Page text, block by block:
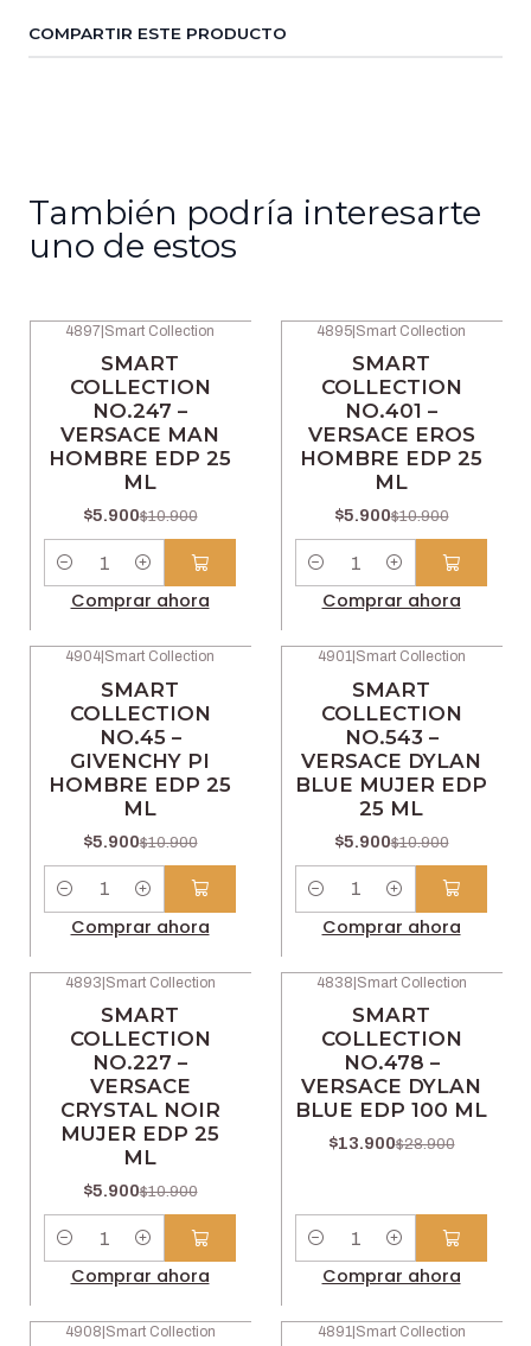
COMPARTIR ESTE PRODUCTO
También podría interesarte
uno de estos
4897 Smart Collection
SMART
COLLECTION
NO.247 –
VERSACE MAN
HOMBRE EDP 25
ML
$5.900$10.900
Comprar ahora
4895 Smart Collection
SMART
COLLECTION
NO.401 –
VERSACE EROS
HOMBRE EDP 25
ML
$5.900$10.900
Comprar ahora
4904 Smart Collection
SMART
COLLECTION
NO.45 –
GIVENCHY PI
HOMBRE EDP 25
ML
$5.900$10.900
Cantidad
Comprar ahora
4901| Smart Collection
SMART
COLLECTION
NO.543 –
VERSACE DYLAN
BLUE MUJER EDP
25 ML
$5.900$10.900
Cantidad
Comprar ahora
4893|Smart Collection
SMART
COLLECTION
NO.227 –
VERSACE
CRYSTAL NOIR
MUJER EDP 25
ML
$5.900$10.900
Comprar ahora
4838|Smart Collection
SMART
COLLECTION
NO.478 –
VERSACE DYLAN
BLUE EDP 100 ML
$13.900$28.900
Comprar ahora
4908 Smart Collection 4891| Smart Collection